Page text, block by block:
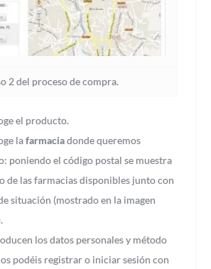
2 del proceso de compra.
el producto.
lafarmaciadonde queremos
poniendo el código postal se muestra
de las farmacias disponibles junto con
situación (mostrado en la imagen
los datos personales y método
podéis registrar o iniciar sesión con